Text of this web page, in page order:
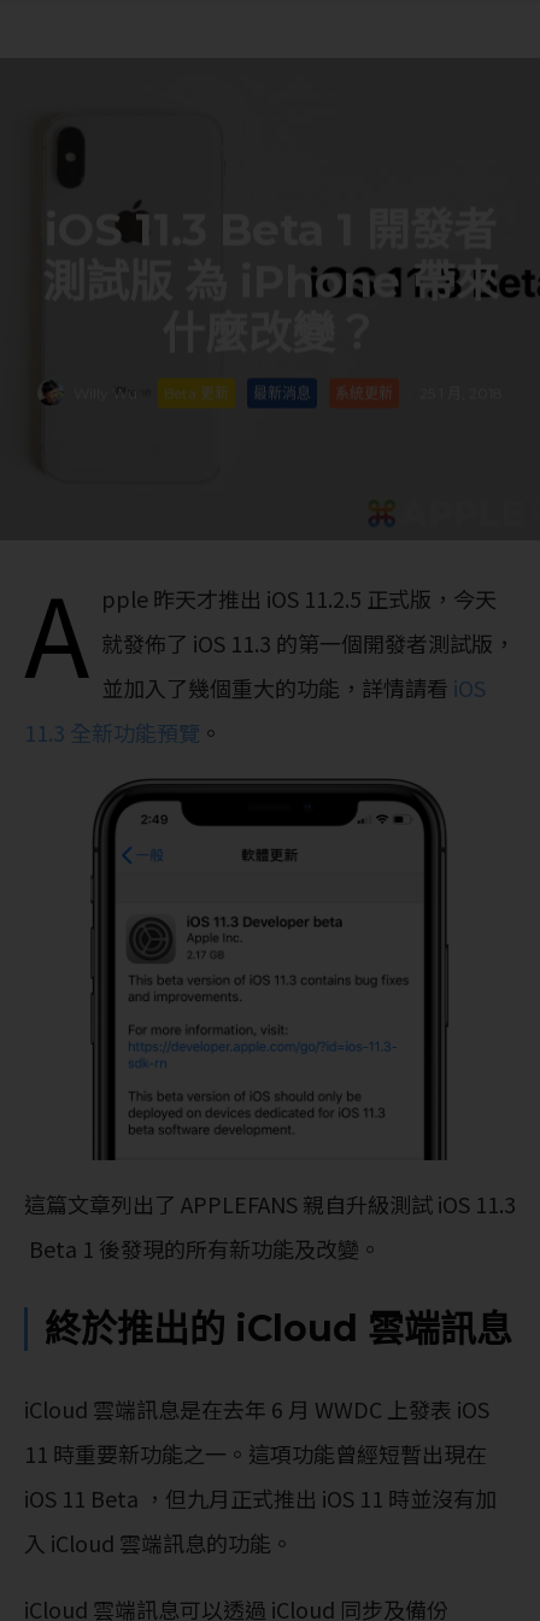
iOS 11.3 Beta 1 開發者
測試版 為 iPhone 帶來
Willy Wu Beta 更新 最新消息 系統更新
A pple 昨天才推出 iOS 11.2.5 正式版，今天
就發佈了 iOS 11.3 的第一個開發者測試版，
並加入了幾個重大的功能，詳情請看 iOS
11.3 全新功能預覽 。
這篇文章列出了 APPLEFANS 親自升級測試 iOS 11.3
Beta 1 後發現的所有新功能及改變。
終於推出的 iCloud 雲端訊息
iCloud 雲端訊息是在去年 6 月 WWDC 上發表 iOS
11 時重要新功能之一。這項功能曾經短暫出現在
iOS 11 Beta ，但九月正式推出 iOS 11 時並沒有加
入 iCloud 雲端訊息的功能。
iCloud 雲端訊息可以透過 iCloud 同步及備份